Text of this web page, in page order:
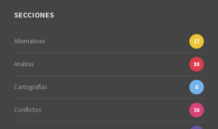
SECCIONES
Alternativas 27
Análisis 88
Cartografías 6
Conflictos 36